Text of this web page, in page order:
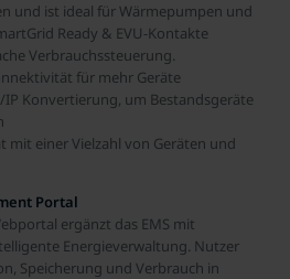
und ist ideal für Wärmepumpen und
Ready & EVU-Kontakte
Verbrauchssteuerung.
für mehr Geräte
IP Konvertierung, um Bestandsgeräte
mit einer Vielzahl von Geräten und
Portal
ergänzt das EMS mit
Energieverwaltung. Nutzer
Speicherung und Verbrauch in